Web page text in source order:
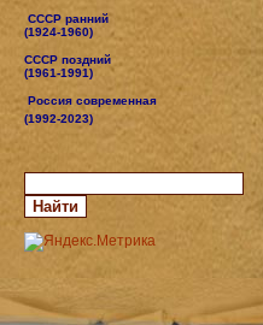
СССР ранний
(1924-1960)
СССР поздний
(1961-1991)
Россия современная
(1992-2023)